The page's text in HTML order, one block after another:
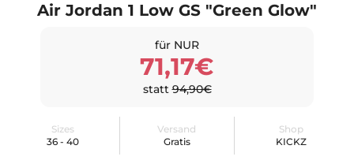
Air Jordan 1 Low GS "Green Glow"
für NUR
71,17€
statt94,90€
Sizes
36 - 40
Versand
Gratis
Shop
KICKZ